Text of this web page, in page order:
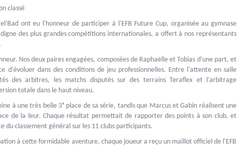
classé
ont eu l'honneur de participer à l'EFB Future Cup, organisée au gymnase
des plus grandes compétitions internationales, a offert à nos représentants
Nos deux paires engagées, composées de Raphaëlle et Tobias d'une part, et
dans des conditions de jeu professionnelles. Entre l'attente en salle
des arbitres, les matchs disputés sur des terrains Teraflex et l'arbitrage
totale dans le haut niveau.
à une très belle 3ᵉ place de sa série, tandis que Marcus et Gabin réalisent une
de la leur. Chaque résultat permettait de rapporter des points à son club, et
du classement général sur les 11 clubs participants.
à cette formidable aventure, chaque joueur a reçu un maillot officiel de l'EFB